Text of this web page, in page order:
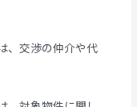
、交渉の仲介や代